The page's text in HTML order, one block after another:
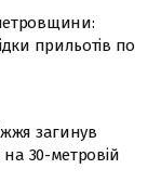
прильотів по
загинув
на 30-метровій